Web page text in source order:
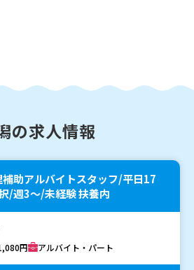
の求人情報
助アルバイトスタッフ/平日17
/週3～/未経験 扶養内
円 アルバイト・パート